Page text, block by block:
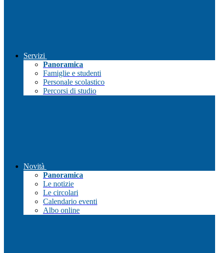
Servizi
Panoramica
Famiglie e studenti
Personale scolastico
Percorsi di studio
Novità
Panoramica
Le notizie
Le circolari
Calendario eventi
Albo online